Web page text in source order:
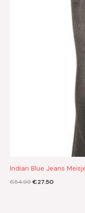
Indian Blue Jeans
€54.99€27.50